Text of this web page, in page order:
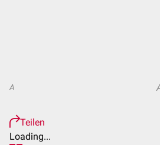
A
Teilen
Loading...